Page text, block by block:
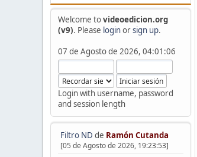
Welcome tovideoedicion.org
(v9). Please loginorsign up.
07 de Agosto de 2026, 04:01:06
Login with username, password
and session length
Filtro ND de Ramón Cutanda
[05 de Agosto de 2026, 19:23:53]